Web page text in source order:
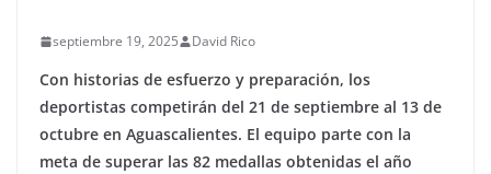
septiembre 19, 2025 David Rico
Con historias de esfuerzo y preparación, los
deportistas competirán del 21 de septiembre al 13 de
octubre en Aguascalientes. El equipo parte con la
meta de superar las 82 medallas obtenidas el año